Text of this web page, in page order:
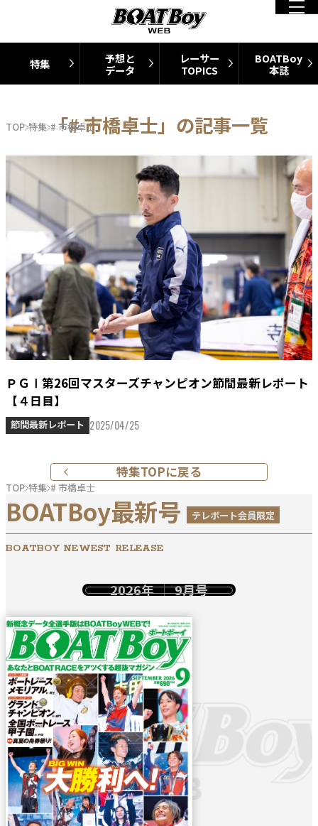
特集
予想と
データ
レーサー
TOPICS
BOATBoy
本誌
TOP 特集 # 市橋卓士
「# 市橋卓士」の記事一覧
ＰＧⅠ第26回マスターズチャンピオン節間最新レポート
【４日目】
節間最新レポート 2025/04/25
特集TOPに戻る
TOP 特集 # 市橋卓士
BOATBoy最新号 テレボート会員限定
BOATBOY NEWEST RELEASE
2026年 9月号